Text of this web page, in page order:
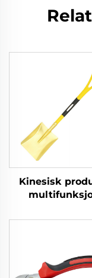
Kinesisk
håndtak av
sektorer